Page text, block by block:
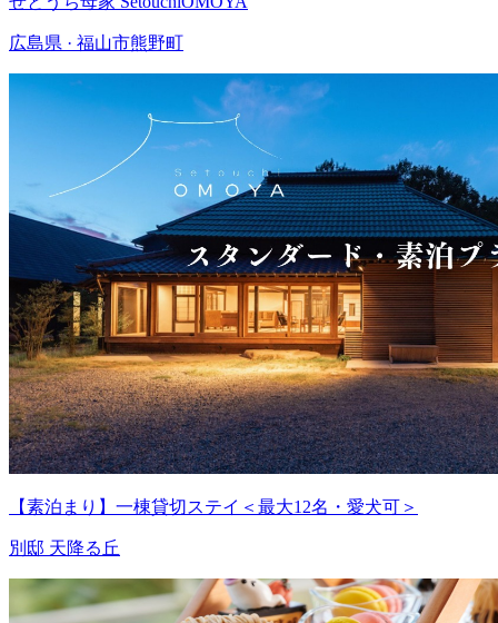
広島県 · 福山市熊野町
【素泊まり】一棟貸切ステイ＜最大12名・愛犬可＞
別邸 天降る丘